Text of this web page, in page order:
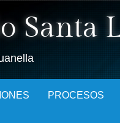
Santa
PROCESOS